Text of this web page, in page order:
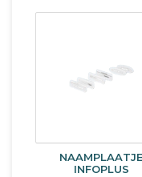
NAAMPLAATJE
INFOPLUS